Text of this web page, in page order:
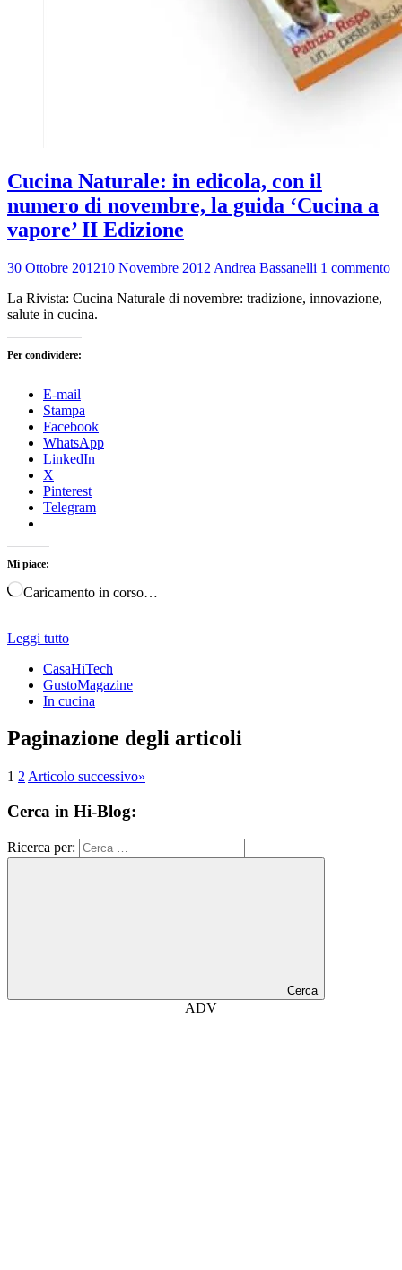
Cucina Naturale: in edicola, con il
numero di novembre, la guida ‘Cucina a
vapore’ II Edizione
30 Ottobre 201210 Novembre 2012 Andrea Bassanelli 1 commento
La Rivista: Cucina Naturale di novembre: tradizione, innovazione,
salute in cucina.
Per condividere:
E-mail
Stampa
Facebook
WhatsApp
LinkedIn
X
Pinterest
Telegram
Mi piace:
Caricamento in corso…
Leggi tutto
CasaHiTech
GustoMagazine
In cucina
Paginazione degli articoli
1 2 Articolo successivo»
Cerca in Hi-Blog:
Ricerca per:
Cerca
ADV